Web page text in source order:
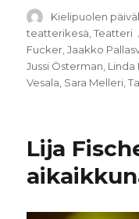
Kirjoittaja
Kielipuolen
teatterikesä ,Teatteri
Fucker ,Jaakko
Jussi Österman Linda
Vesala Sara Melleri ,
Lija